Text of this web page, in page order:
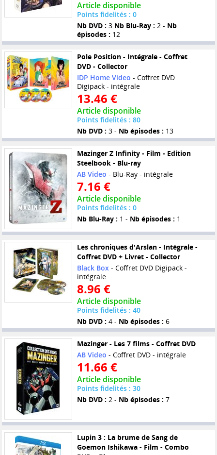
Article disponible
Points fidelités : 0
Nb DVD : 3 Nb Blu-Ray : 2 - Nb
épisodes : 12
Pole Position - Intégrale - Coffret
DVD - Collector
IDP Home Video - Coffret DVD
Digipack - intégrale
13.46 €
Article disponible
Points fidelités : 80
Nb DVD : 3 - Nb épisodes : 13
Mazinger Z Infinity - Film - Edition
Steelbook - Blu-ray
AB Video - Blu-Ray - intégrale
7.16 €
Article disponible
Points fidelités : 0
Nb Blu-Ray : 1 - Nb épisodes : 1
Les chroniques d'Arslan - Intégrale -
Coffret DVD + Livret - Collector
Black Box- Coffret DVD Digipack -
intégrale
8.96 €
Article disponible
Points fidelités : 40
Nb DVD : 4 - Nb épisodes : 6
Mazinger - Les 7 films - Coffret DVD
AB Video - Coffret DVD - intégrale
11.66 €
Article disponible
Points fidelités : 30
Nb DVD : 2 - Nb épisodes : 7
Lupin 3 : La brume de Sang de
Goemon Ishikawa - Film - Combo